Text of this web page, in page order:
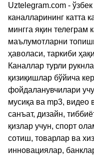
Uztelegram.com -
каналларининг катта
мингга яқин телеграм
маълумотларни
ҳаволаси, таркиби
Каналлар турли
қизиқишлар бўйича
фойдаланувчилари
мусиқа ва mp3,
санъат, дизайн,
қизлар учун, спорт
сотиш, товарлар ва
инновациялар,